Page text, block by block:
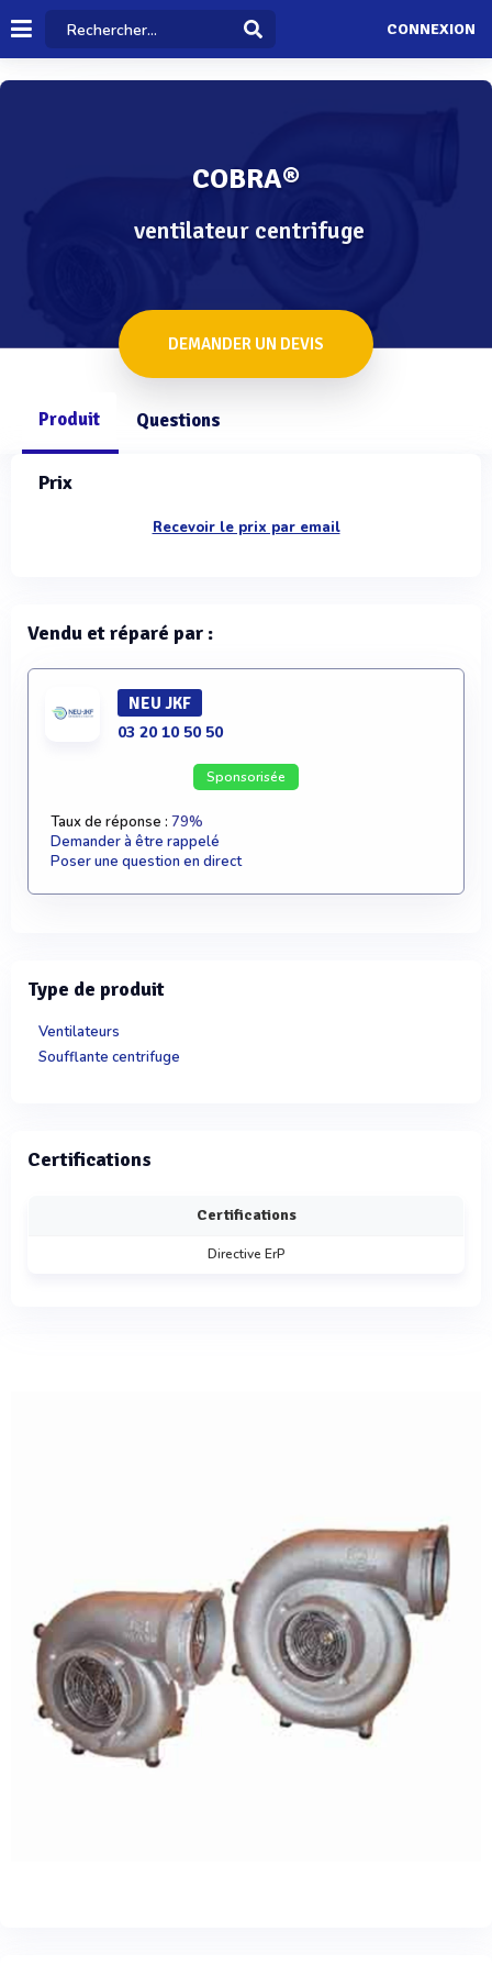
CONNEXION
COBRA®
ventilateur centrifuge
DEMANDER UN DEVIS
Produit Questions
Prix
Recevoir le prix par email
Vendu et réparé par :
NEU JKF
03 20 10 50 50
Sponsorisée
Taux de réponse : 79%
Demander à être rappelé
Poser une question en direct
Type de produit
Ventilateurs
Soufflante centrifuge
Certifications
Certifications
Directive ErP